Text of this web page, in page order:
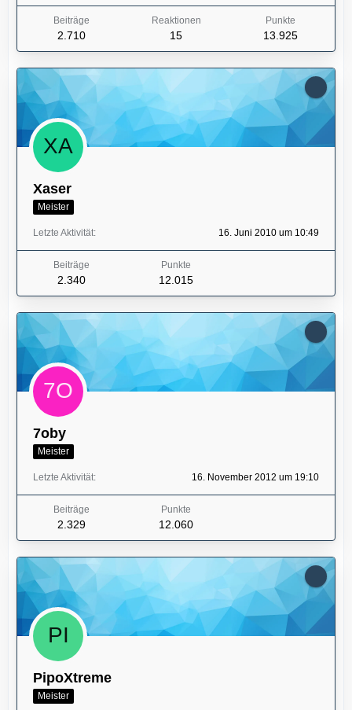
Beiträge
2.710
Reaktionen
15
Punkte
13.925
Xaser
Meister
Letzte Aktivität 16. Juni 2010 um 10:49
Beiträge
2.340
Punkte
12.015
7oby
Meister
Letzte Aktivität 16. November 2012 um 19:10
Beiträge
2.329
Punkte
12.060
PipoXtreme
Meister